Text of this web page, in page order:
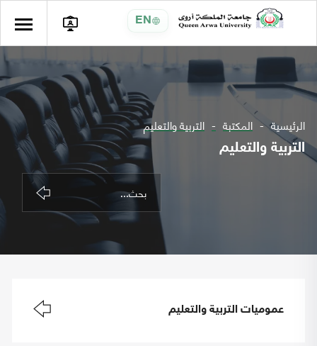
EN
الرئيسية المكتبة التربية والتعليم
التربية والتعليم
عموميات التربية والتعليم